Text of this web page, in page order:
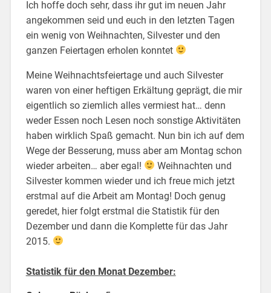
Ich hoffe doch sehr, dass ihr gut im neuen Jahr
angekommen seid und euch in den letzten Tagen
ein wenig von Weihnachten, Silvester und den
ganzen Feiertagen erholen konntet
Meine Weihnachtsfeiertage und auch Silvester
waren von einer heftigen Erkältung geprägt, die mir
eigentlich so ziemlich alles vermiest hat… denn
weder Essen noch Lesen noch sonstige Aktivitäten
haben wirklich Spaß gemacht. Nun bin ich auf dem
Wege der Besserung, muss aber am Montag schon
wieder arbeiten… aber egal!
Weihnachten und
Silvester kommen wieder und ich freue mich jetzt
erstmal auf die Arbeit am Montag! Doch genug
geredet, hier folgt erstmal die Statistik für den
Dezember und dann die Komplette für das Jahr
2015.
Statistik für den Monat Dezember: